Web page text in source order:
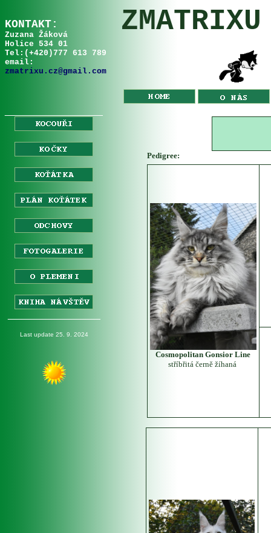
KONTAKT:
Zuzana Žáková
Holice 534 01
Tel: (+420 )777 613 789
email:
zmatrixu.cz@gmail.com
Last update 25. 9. 2024
Pedigree:
Cosmopolitan Gonsior Line
stříbřitá černě žíhaná